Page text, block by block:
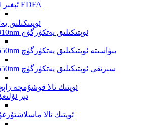
64 ئېغىز EDFA
ئوپتىكىلىق
1310nm ئوپتىكىلىق يەتكۈزگۈچ
1550nm بىۋاسىتە ئوپتىكىلىق يەتكۈزگۈچ
1550nm سىرتقى ئوپتىكىلىق يەتكۈزگۈچ
ئوپتىك تالا قوشۇمچە
تېز
ئوپتىك تالا